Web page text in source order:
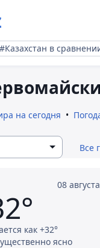
#Казахстан в
на сегодня
Все
08 августа
как +32°
ясно